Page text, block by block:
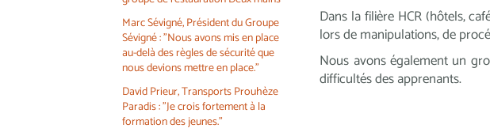
Marc Sévigné, Président du Groupe
Sévigné : "Nous avons mis en place
au-delà des règles de sécurité que
nous devions mettre en place."
David Prieur, Transports Prouhèze
Paradis : "Je crois fortement à la
formation des jeunes."
Dans la filière HCR (hôtels,
lors de manipulations, de
Nous avons également un
difficultés des apprenants.